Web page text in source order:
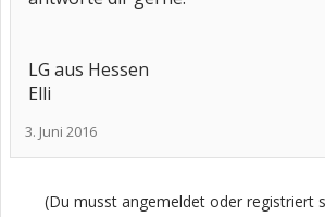
LG aus Hessen
Elli
3. Juni 2016
(Du musst angemeldet oder registriert